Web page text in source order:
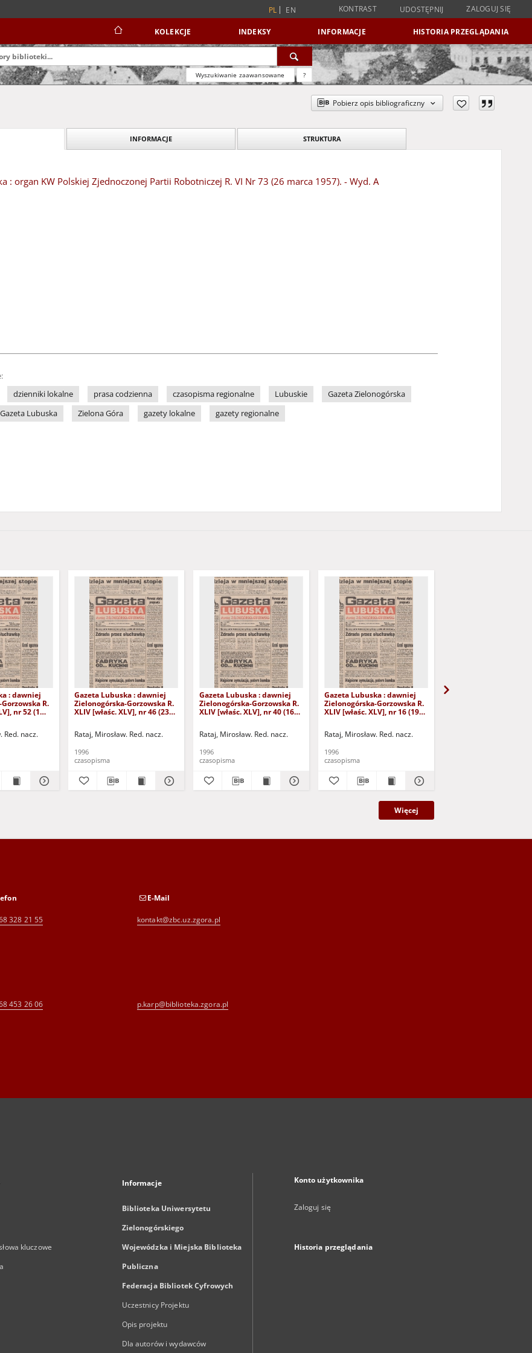
PL EN KONTRAST UDOSTĘPNIJ ZALOGUJ SIĘ
KOLEKCJE INDEKSY INFORMACJE HISTORIA PRZEGLĄDANIA
Wyszukiwanie zaawansowane ?
Pobierz opis bibliograficzny
INFORMACJE STRUKTURA
: organ KW Polskiej Zjednoczonej Partii Robotniczej R. VI Nr 73 (26 marca 1957). - Wyd. A
dzienniki lokalne prasa codzienna czasopisma regionalne Lubuskie
Gazeta Zielonogórska
Gazeta Lubuska Zielona Góra gazety lokalne gazety regionalne
: dawniej
R.
nr 52 (1
Red. nacz.
Gazeta Lubuska : dawniej
Zielonogórska-Gorzowska R.
XLIV [właśc. XLV], nr 46 (23
Rataj, Mirosław. Red. nacz.
1996
czasopisma
Gazeta Lubuska : dawniej
Zielonogórska-Gorzowska R.
XLIV [właśc. XLV], nr 40 (16
Rataj, Mirosław. Red. nacz.
1996
czasopisma
Gazeta Lubuska : dawniej
Zielonogórska-Gorzowska R.
XLIV [właśc. XLV], nr 16 (19
Rataj, Mirosław. Red. nacz.
1996
czasopisma
Więcej
328 21 55
E-Mail
kontakt@zbc.uz.zgora.pl
453 26 06 p.karp@biblioteka.zgora.pl
kluczowe
Informacje
Biblioteka Uniwersytetu
Zielonogórskiego
Wojewódzka i Miejska Biblioteka
Publiczna
Federacja Bibliotek Cyfrowych
Uczestnicy Projektu
Opis projektu
Dla autorów i wydawców
Konto użytkownika
Zaloguj się
Historia przeglądania